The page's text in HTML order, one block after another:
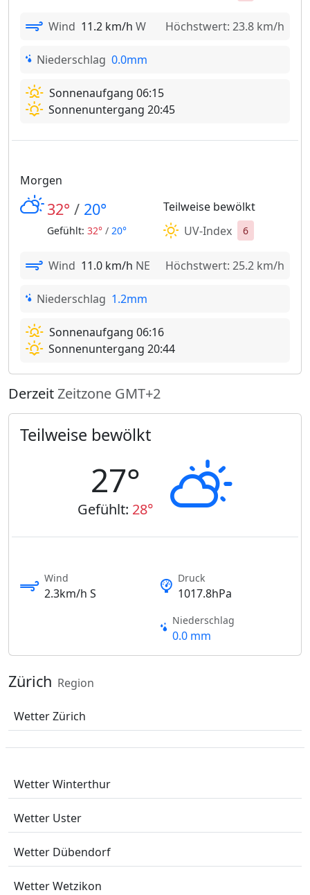
Wind 11.2 km/h W Höchstwert: 23.8 km/h
Niederschlag 0.0mm
Sonnenaufgang 06:15
Sonnenuntergang 20:45
Morgen
32° / 20°
Gefühlt: 32° / 20°
Teilweise bewölkt
UV-Index
6
Wind 11.0 km/h NE Höchstwert: 25.2 km/h
Niederschlag 1.2mm
Sonnenaufgang 06:16
Sonnenuntergang 20:44
DerzeitZeitzone GMT+2
Teilweise bewölkt
27°
Gefühlt: 28°
Wind
2.3km/h S
Druck
1017.8hPa
Niederschlag
0.0 mm
Zürich Region
Wetter Zürich
Wetter Winterthur
Wetter Uster
Wetter Dübendorf
Wetter Wetzikon